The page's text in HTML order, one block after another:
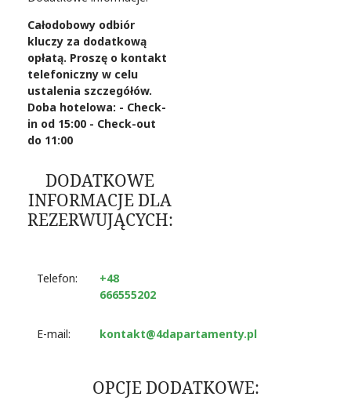
Całodobowy odbiór
kluczy za dodatkową
opłatą. Proszę o kontakt
telefoniczny w celu
ustalenia szczegółów.
Doba hotelowa: - Check-
in od 15:00 - Check-out
do 11:00
DODATKOWE
INFORMACJE DLA
REZERWUJĄCYCH:
Telefon:
+48
666555202
E-mail: kontakt@4dapartamenty.pl
OPCJE DODATKOWE: